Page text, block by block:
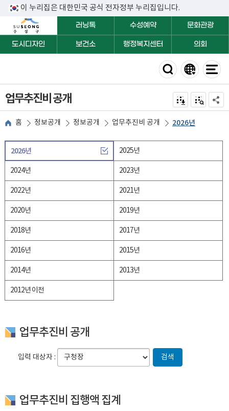
이 누리집은 대한민국 공식 전자정부 누리집입니다.
러닝톡
수성예약 문화관광
도시디자인 보건소 행정복지센터 의회
업무추진비 공개 전자점자 내려받기
점자미리 보
공유
홈 정보공개 정보공개 업무추진비 공개 2026년
2026년 2025년
2024년 2023년
2022년 2021년
2020년 2019년
2018년 2017년
2016년 2015년
2014년 2013년
2012년 이전
업무추진비 공개
입력 대상자 : 검색
업무추진비 집행액 집계